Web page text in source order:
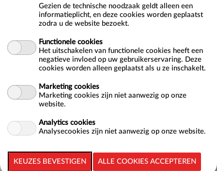
Locatie
Nationaal Zwemcentrum De Tongelreep
5644 RX EINDHOVEN
NL
DoelgroepVolwassenen
Aquajoggen doe je op muziek in diep water, waarbij je niet
de grond raakt. Door een wetbelt blijf je drijven terwijl je
je voortbeweegt in het water. Dit is in de basis een
oefeningen waar... meer >>
Gezien de technische noodzaak geldt alleen een
informatieplicht, en deze cookies worden geplaatst
zodra u de website bezoekt.
Functionele cookies
Het uitschakelen van functionele cookies heeft een
negatieve invloed op uw gebruikerservaring. Deze
cookies worden alleen geplaatst als u ze inschakelt.
Marketing cookies
Marketing cookies zijn niet aanwezig op onze
website.
Analytics cookies
Analysecookies zijn niet aanwezig op onze website.